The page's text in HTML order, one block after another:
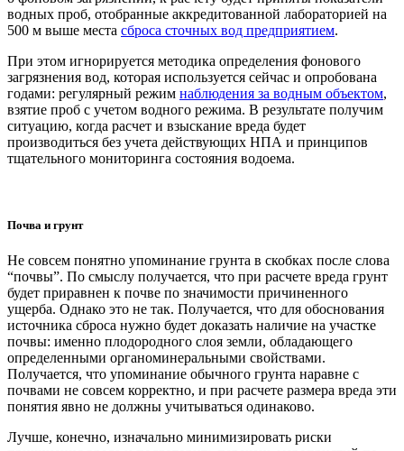
водных проб, отобранные аккредитованной лабораторией на
500 м выше места сброса сточных вод предприятием.
При этом игнорируется методика определения фонового
загрязнения вод, которая используется сейчас и опробована
годами: регулярный режим наблюдения за водным объектом,
взятие проб с учетом водного режима. В результате получим
ситуацию, когда расчет и взыскание вреда будет
производиться без учета действующих НПА и принципов
тщательного мониторинга состояния водоема.
Почва и грунт
Не совсем понятно упоминание грунта в скобках после слова
“почвы”. По смыслу получается, что при расчете вреда грунт
будет приравнен к почве по значимости причиненного
ущерба. Однако это не так. Получается, что для обоснования
источника сброса нужно будет доказать наличие на участке
почвы: именно плодородного слоя земли, обладающего
определенными органоминеральными свойствами.
Получается, что упоминание обычного грунта наравне с
почвами не совсем корректно, и при расчете размера вреда эти
понятия явно не должны учитываться одинаково.
Лучше, конечно, изначально минимизировать риски